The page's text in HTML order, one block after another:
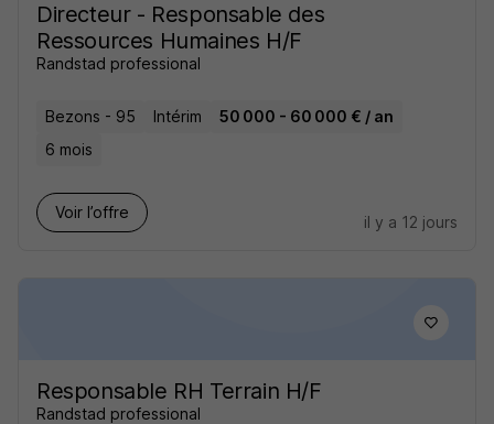
Directeur - Responsable des
Ressources Humaines H/F
Randstad professional
Bezons - 95 Intérim
50 000 - 60 000 € / an
6 mois
Voir l’offre
il y a 12 jours
Responsable RH Terrain H/F
Randstad professional